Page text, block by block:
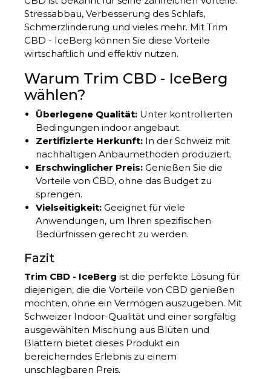
Stressabbau, Verbesserung des Schlafs,
Schmerzlinderung und vieles mehr. Mit Trim
CBD - IceBerg können Sie diese Vorteile
wirtschaftlich und effektiv nutzen.
Warum Trim CBD - IceBerg
wählen?
Überlegene Qualität:Unter kontrollierten
Bedingungen indoor angebaut.
Zertifizierte Herkunft:In der Schweiz mit
nachhaltigen Anbaumethoden produziert.
Erschwinglicher Preis:Genießen Sie die
Vorteile von CBD, ohne das Budget zu
sprengen.
Vielseitigkeit:Geeignet für viele
Anwendungen, um Ihren spezifischen
Bedürfnissen gerecht zu werden.
Fazit
Trim CBD - IceBerg ist die perfekte Lösung für
diejenigen, die die Vorteile von CBD genießen
möchten, ohne ein Vermögen auszugeben. Mit
Schweizer Indoor-Qualität und einer sorgfältig
ausgewählten Mischung aus Blüten und
Blättern bietet dieses Produkt ein
bereicherndes Erlebnis zu einem
unschlagbaren Preis.